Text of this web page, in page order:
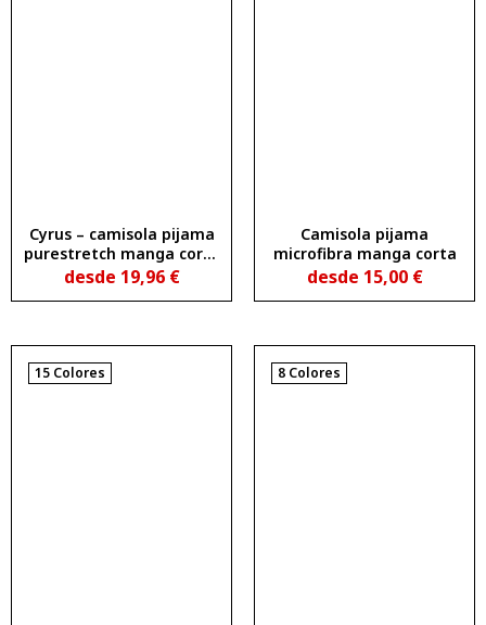
Cyrus – camisola pijama
purestretch manga corta
unisex essential
desde 19,96 €
Camisola pijama
microfibra manga corta
desde 15,00 €
15 Colores 8 Colores